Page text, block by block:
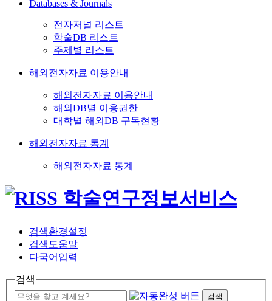
Databases & Journals
전자저널 리스트
학술DB 리스트
주제별 리스트
해외전자자료 이용안내
해외전자자료 이용안내
해외DB별 이용권한
대학별 해외DB 구독현황
해외전자자료 통계
해외전자자료 통계
검색환경설정
검색도움말
다국어입력
검색
검색